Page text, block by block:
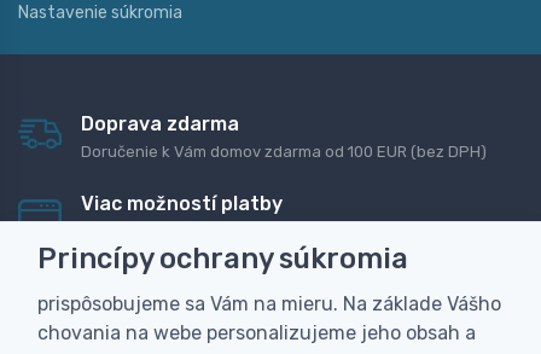
Nastavenie súkromia
Doprava zdarma
Doručenie k Vám domov zdarma od 100 EUR (bez DPH)
Viac možností platby
dobierku
Personalizácia
Vyrobíme Vám vlastný originálny darček
Princípy ochrany súkromia
prispôsobujeme sa Vám na mieru. Na základe Vášho
chovania na webe personalizujeme jeho obsah a